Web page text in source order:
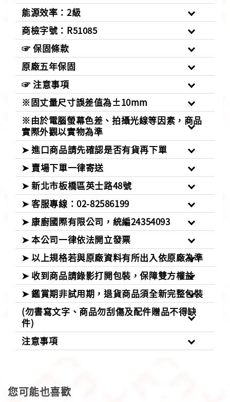
能源效率：2級
商檢字號：R51085
☞ 保固條款
原廠五年保固
☞ 注意事項
※固丈量尺寸誤差值為±10mm
※由於電腦螢幕色差、拍攝光線等因素，商品
實際外觀以實物為準
➤ 進口商品請先確認是否有貨再下單
➤ 賣場下單一律寄送
➤ 新北市板橋區英士路48號
➤ 客服專線：02-82586199
➤ 康廚國際有限公司，統編24354093
➤ 本公司一律依法開立發票
➤ 以上規格若與原廠資料有所出入依原廠為準
➤ 收到商品請錄影打開包裝，保障雙方權益
➤ 鑑賞期非試用期，退貨商品須全新完整包裝
(勿書寫文字、商品勿刮傷及配件贈品不得缺
件)
注意事項
您可能也喜歡